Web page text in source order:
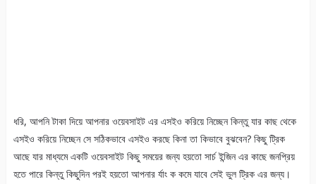
ধরি, আপনি টাকা দিয়ে আপনার ওয়েবসাইট এর এসইও করিয়ে নিচ্ছেন কিন্তু যার কাছ থেকে
এসইও করিয়ে নিচ্ছেন সে সঠিকভাবে এসইও করছে কিনা তা কিভাবে বুঝবেন? কিছু ট্রিক
আছে যার মাধ্যমে একটি ওয়েবসাইট কিছু সময়ের জন্য হয়তো সার্চ ইন্জিন এর কাছে জনপ্রিয়
হতে পারে কিন্তু কিছুদিন পরই হয়তো আপনার র্যাং ক কমে যাবে সেই ভুল ট্রিক এর জন্য।